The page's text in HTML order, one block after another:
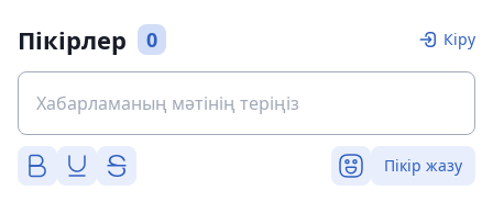
Пікірлер 0 Кіру
Пікір жазу